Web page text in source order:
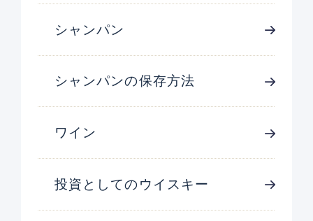
シャンパン
シャンパンの保存方法
ワイン
投資としてのウイスキー